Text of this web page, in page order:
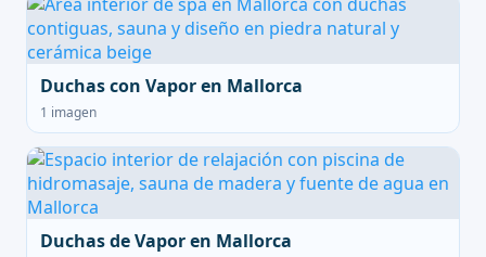
Duchas con Vapor en Mallorca
1 imagen
Duchas de Vapor en Mallorca